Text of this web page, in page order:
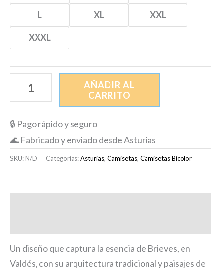
L XL XXL
XXXL
AÑADIR AL
CARRITO
🔒 Pago rápido y seguro
🌊 Fabricado y enviado desde Asturias
SKU:N/D Categorías:Asturias, Camisetas, Camisetas Bicolor
Un diseño que captura la esencia de Brieves, en
Valdés, con su arquitectura tradicional y paisajes de